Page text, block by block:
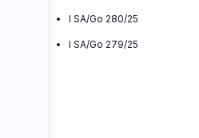
I SA/Go 280/25
I SA/Go 279/25